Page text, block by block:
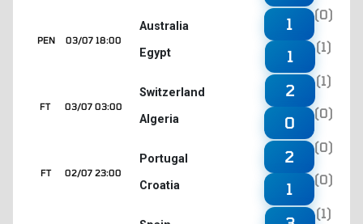
03/07 18:00
PEN
Australia
Egypt
1
(0)
1
(1)
03/07 03:00
FT
Switzerland
Algeria
2
(1)
0
(0)
02/07 23:00
FT
Portugal
Croatia
2
(0)
1
(0)
(1)